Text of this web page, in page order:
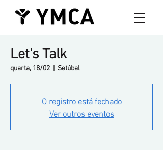
Let's Talk
quarta, 18/02 Setúbal
O registro está fechado
Ver outros eventos